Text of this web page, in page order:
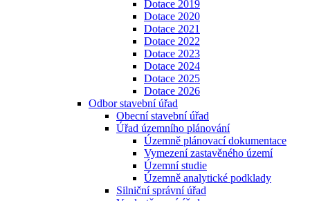
Dotace 2019
Dotace 2020
Dotace 2021
Dotace 2022
Dotace 2023
Dotace 2024
Dotace 2025
Dotace 2026
Odbor stavební úřad
Obecní stavební úřad
Úřad územního plánování
Územně plánovací dokumentace
Vymezení zastavěného území
Územní studie
Územně analytické podklady
Silniční správní úřad